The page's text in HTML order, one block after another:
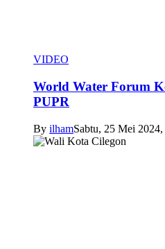
VIDEO
World Water Forum
PUPR
By ilhamSabtu, 25 Mei